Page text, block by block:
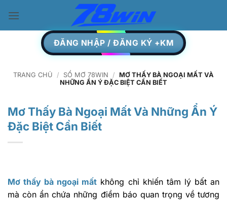
content
ĐĂNG NHẬP / ĐĂNG KÝ +KM
TRANG CHỦ / SỔ MƠ 78WIN / MƠ THẤY BÀ NGOẠI MẤT VÀ
NHỮNG ẨN Ý ĐẶC BIỆT CẦN BIẾT
Mơ Thấy Bà Ngoại Mất Và Những Ẩn Ý
Đặc Biệt Cần Biết
Mơ thấy bà ngoại mất không chỉ khiến tâm lý bất an
mà còn ẩn chứa những điềm báo quan trọng về tương